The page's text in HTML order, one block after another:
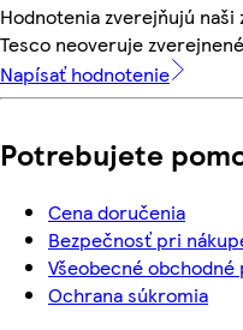
Hodnotenia zverejňujú
Tesco neoveruje
Napísať hodnotenie
Potrebujete
Cena doručenia
Bezpečnosť pri
Všeobecné obchodné
Ochrana súkromia